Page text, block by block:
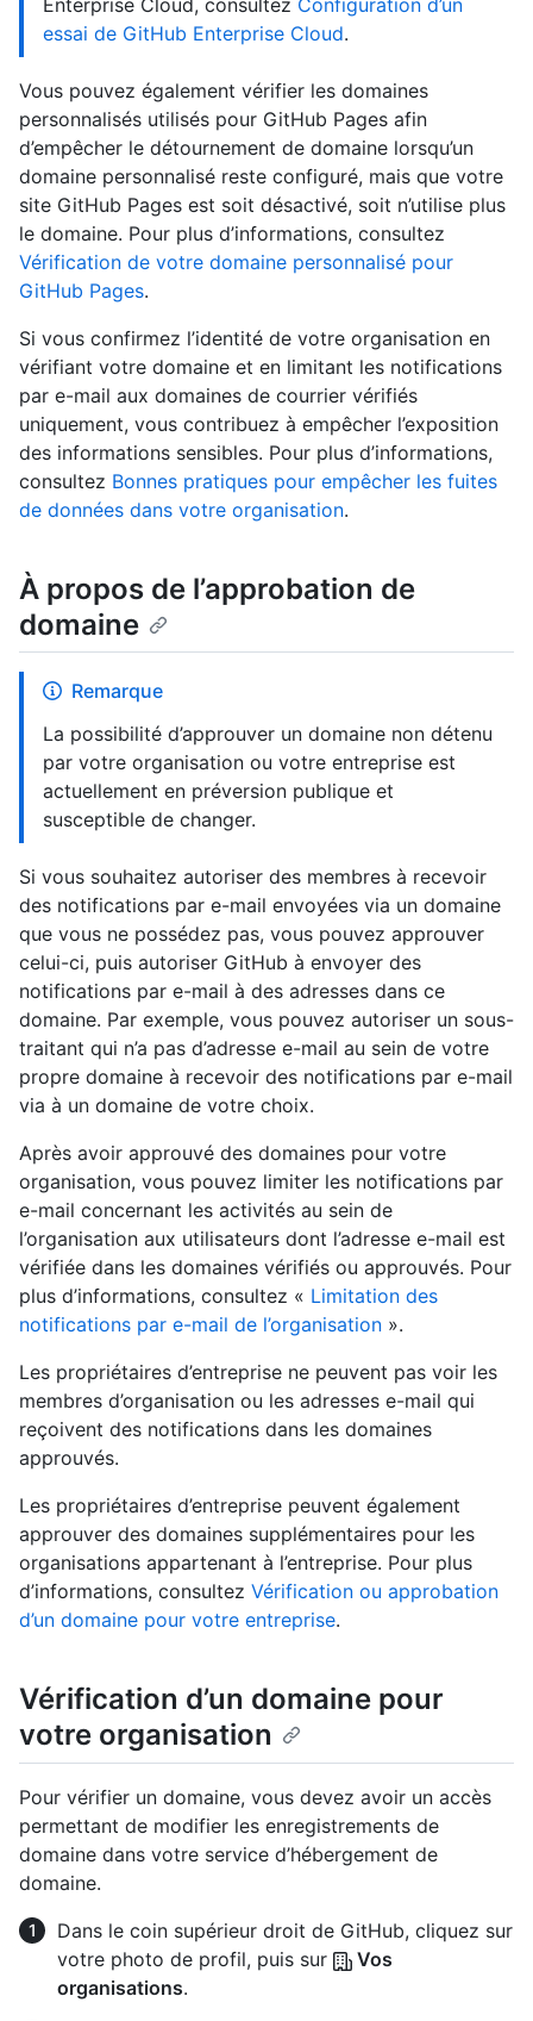
Enterprise Cloud, consultez Configuration d’un
essai de GitHub Enterprise Cloud.
Vous pouvez également vérifier les domaines
personnalisés utilisés pour GitHub Pages afin
d’empêcher le détournement de domaine lorsqu’un
domaine personnalisé reste configuré, mais que votre
site GitHub Pages est soit désactivé, soit n’utilise plus
le domaine. Pour plus d’informations, consultez
Vérification de votre domaine personnalisé pour
GitHub Pages.
Si vous confirmez l’identité de votre organisation en
vérifiant votre domaine et en limitant les notifications
par e-mail aux domaines de courrier vérifiés
uniquement, vous contribuez à empêcher l’exposition
des informations sensibles. Pour plus d’informations,
consultez Bonnes pratiques pour empêcher les fuites
de données dans votre organisation.
À propos de l’approbation de
domaine
Remarque
La possibilité d’approuver un domaine non détenu
par votre organisation ou votre entreprise est
actuellement en préversion publique et
susceptible de changer.
Si vous souhaitez autoriser des membres à recevoir
des notifications par e-mail envoyées via un domaine
que vous ne possédez pas, vous pouvez approuver
celui-ci, puis autoriser GitHub à envoyer des
notifications par e-mail à des adresses dans ce
domaine. Par exemple, vous pouvez autoriser un sous-
traitant qui n’a pas d’adresse e-mail au sein de votre
propre domaine à recevoir des notifications par e-mail
via à un domaine de votre choix.
Après avoir approuvé des domaines pour votre
organisation, vous pouvez limiter les notifications par
e-mail concernant les activités au sein de
l’organisation aux utilisateurs dont l’adresse e-mail est
vérifiée dans les domaines vérifiés ou approuvés. Pour
plus d’informations, consultez « Limitation des
notifications par e-mail de l’organisation ».
Les propriétaires d’entreprise ne peuvent pas voir les
membres d’organisation ou les adresses e-mail qui
reçoivent des notifications dans les domaines
approuvés.
Les propriétaires d’entreprise peuvent également
approuver des domaines supplémentaires pour les
organisations appartenant à l’entreprise. Pour plus
d’informations, consultez Vérification ou approbation
d’un domaine pour votre entreprise.
Vérification d’un domaine pour
votre organisation
Pour vérifier un domaine, vous devez avoir un accès
permettant de modifier les enregistrements de
domaine dans votre service d’hébergement de
domaine.
Dans le coin supérieur droit de GitHub, cliquez sur
votre photo de profil, puis sur
Vos
organisations.